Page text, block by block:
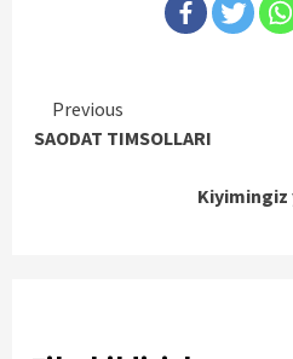
Continue
Reading
Previous
SAODAT TIMSOLLARI
Kiyimingiz